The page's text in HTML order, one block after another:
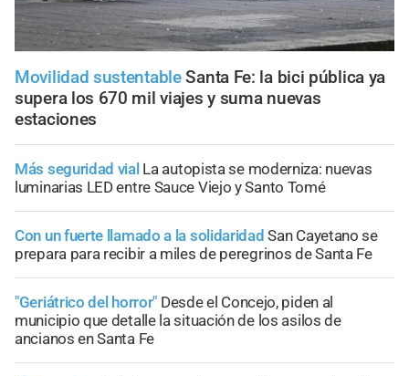
Movilidad sustentable Santa Fe: la bici pública ya
supera los 670 mil viajes y suma nuevas
estaciones
Más seguridad vial La autopista se moderniza: nuevas
luminarias LED entre Sauce Viejo y Santo Tomé
Con un fuerte llamado a la solidaridad San Cayetano se
prepara para recibir a miles de peregrinos de Santa Fe
"Geriátrico del horror" Desde el Concejo, piden al
municipio que detalle la situación de los asilos de
ancianos en Santa Fe